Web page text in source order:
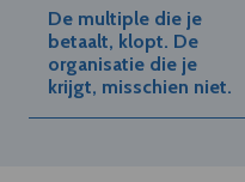
De multiple die je
betaalt, klopt. De
organisatie die je
krijgt, misschien niet.